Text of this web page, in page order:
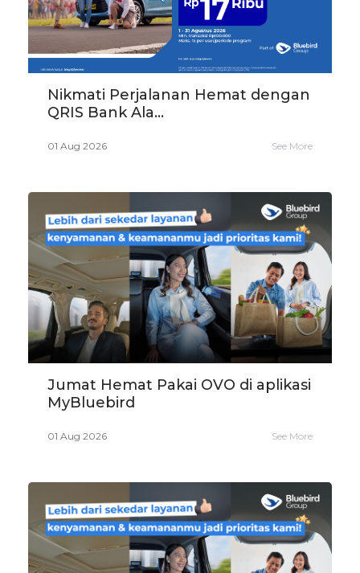
Nikmati Perjalanan Hemat dengan
QRIS Bank Ala...
01 Aug 2026 See More
Jumat Hemat Pakai OVO di aplikasi
MyBluebird
01 Aug 2026 See More